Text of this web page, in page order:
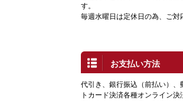
す。
毎週水曜日は定休日の為、ご対
お支払い方法
代引き、銀行振込（前払い）
トカード決済各種オンライン